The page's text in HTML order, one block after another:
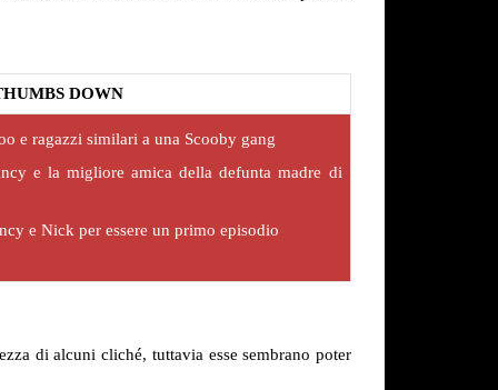
DOWN
e ragazzi similari a una Scooby gang
e la migliore amica della defunta madre di
e Nick per essere un primo episodio
di alcuni cliché, tuttavia esse sembrano poter